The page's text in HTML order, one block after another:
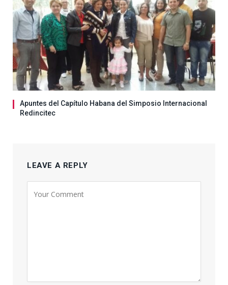
Apuntes del Capítulo Habana del Simposio Internacional
Redincitec
LEAVE A REPLY